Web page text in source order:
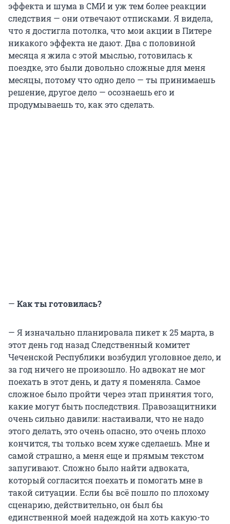
эффекта и шума в СМИ и уж тем более реакции
следствия — они отвечают отписками. Я видела,
что я достигла потолка, что мои акции в Питере
никакого эффекта не дают. Два с половиной
месяца я жила с этой мыслью, готовилась к
поездке, это были довольно сложные для меня
месяцы, потому что одно дело — ты принимаешь
решение, другое дело — осознаешь его и
продумываешь то, как это сделать.
— Как ты готовилась?
— Я изначально планировала пикет к 25 марта, в
этот день год назад Следственный комитет
Чеченской Республики возбудил уголовное дело, и
за год ничего не произошло. Но адвокат не мог
поехать в этот день, и дату я поменяла. Самое
сложное было пройти через этап принятия того,
какие могут быть последствия. Правозащитники
очень сильно давили: настаивали, что не надо
этого делать, это очень опасно, это очень плохо
кончится, ты только всем хуже сделаешь. Мне и
самой страшно, а меня еще и прямым текстом
запугивают. Сложно было найти адвоката,
который согласится поехать и помогать мне в
такой ситуации. Если бы всё пошло по плохому
сценарию, действительно, он был бы
единственной моей надеждой на хоть какую-то